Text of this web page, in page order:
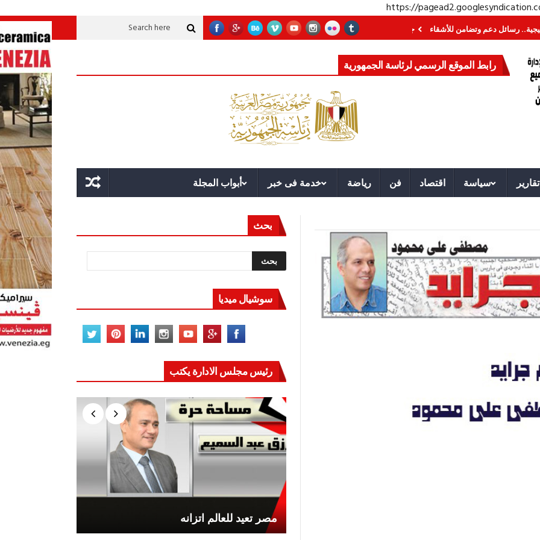
https://
دعم وتضامن للأشقاء جهاز مستقبل مصر نموذجا.. لماذا تُنشئ الدول كيانات تنموية عملاقة؟ قوة الدولة.. عندما يصبح التخطيط خط الدفاع الأول القيادة
رابط الموقع الرسمي لرئاسة الجمهورية
تقارير سياسة اقتصاد فن رياضة خدمة فى خبر أبواب المجلة
بحث
سوشيال ميديا
رئيس مجلس الادارة يكتب
مصر تعيد للعالم اتزانه